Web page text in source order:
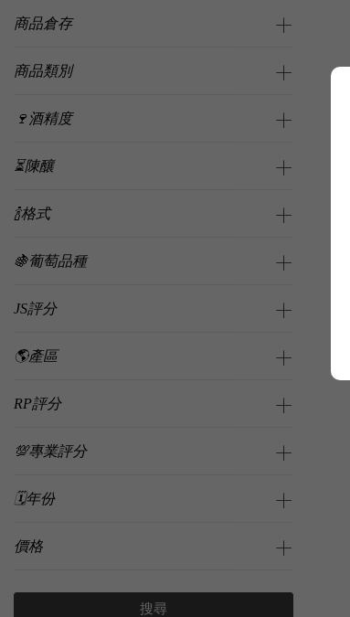
商品倉存
商品類別
🍷酒精度
⏳陳釀
🍾格式
🍇葡萄品種
JS評分
🌎產區
RP評分
💯專業評分
🗓️年份
價格
搜尋